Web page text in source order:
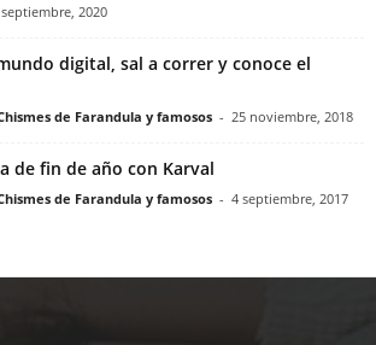
septiembre, 2020
digital, sal a correr y conoce el
de Farandula y famosos - 25 noviembre, 2018
de fin de año con Karval
de Farandula y famosos - 4 septiembre, 2017